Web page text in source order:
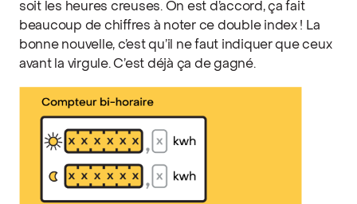
soit les heures creuses. On est d’accord, ça fait
beaucoup de chiffres à noter ce double index ! La
bonne nouvelle, c’est qu’il ne faut indiquer que ceux
avant la virgule. C’est déjà ça de gagné.